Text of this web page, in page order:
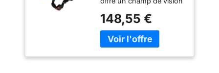
protection maximale Le
casque à visière Cinema
Pro de HEAD établit de
148,55 €